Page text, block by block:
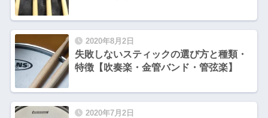
2020年8月2日
失敗しないスティックの選び方と種類・
特徴【吹奏楽・金管バンド・管弦楽】
2020年7月2日